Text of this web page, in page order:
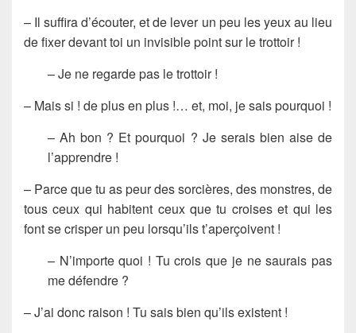
– Il suffira d’écouter, et de lever un peu les yeux au lieu
de fixer devant toi un invisible point sur le trottoir !
– Je ne regarde pas le trottoir !
– Mais si ! de plus en plus !… et, moi, je sais pourquoi !
– Ah bon ? Et pourquoi ? Je serais bien aise de
l’apprendre !
– Parce que tu as peur des sorcières, des monstres, de
tous ceux qui habitent ceux que tu croises et qui les
font se crisper un peu lorsqu’ils t’aperçoivent !
– N’importe quoi ! Tu crois que je ne saurais pas
me défendre ?
– J’ai donc raison ! Tu sais bien qu’ils existent !